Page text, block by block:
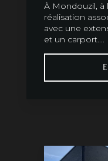
À Mondouzil, à
réalisation
avec une
et un carport....